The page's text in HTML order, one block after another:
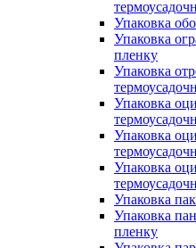
Упаковка
Упаковка
пленку
Упаковка
Упаковка
Упаковка
Упаковка
Упаковка
Упаковка
пленку